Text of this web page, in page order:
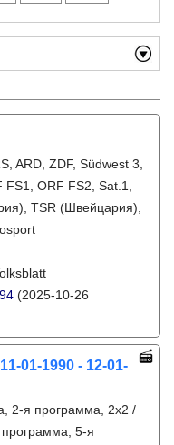
ARD, ZDF, Südwest 3,
ORF FS2, Sat.1,
TSR (Швейцария),
(2025-10-26
01-1990 - 12-01-
2-я программа, 2х2 /
5-я